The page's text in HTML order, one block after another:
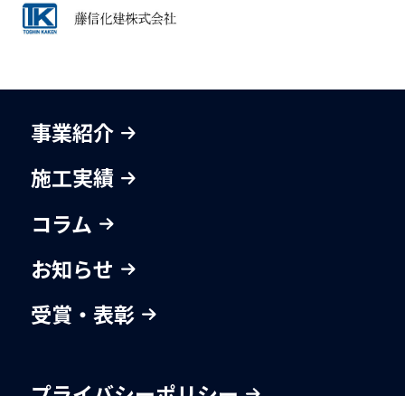
事業紹介
施工実績
コラム
お知らせ
受賞・表彰